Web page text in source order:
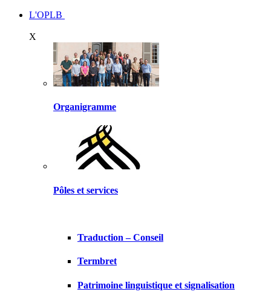
L'OPLB
X
Organigramme
Pôles et services
Traduction – Conseil
Termbret
Patrimoine linguistique et signalisation